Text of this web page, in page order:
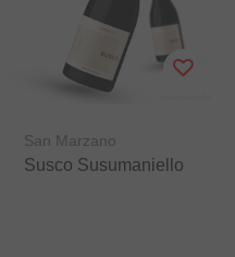
San Marzano
Susco Susumaniello